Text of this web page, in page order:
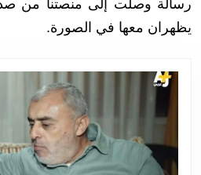
رسالة وصلت إلى منصتنا من
يظهران معها في الصورة.